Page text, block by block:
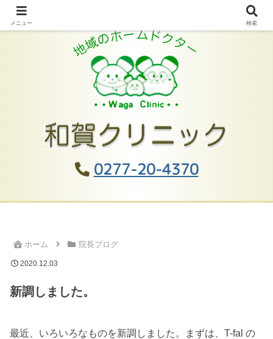
0277-20-4370
ホーム 院長ブログ
2020.12.03
新調しました。
最近、いろいろなものを新調しました。まずは、T-fal の
メニュー 検索